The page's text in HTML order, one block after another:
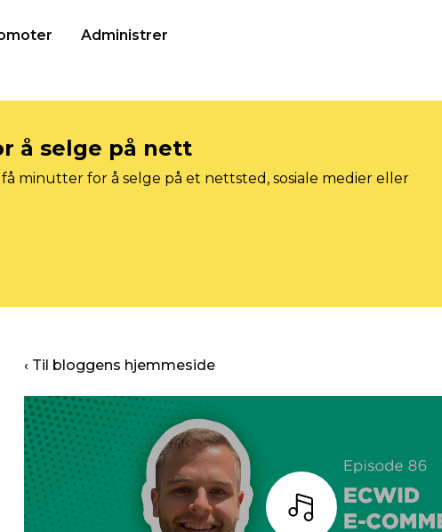
Administrer
å selge på nett
minutter for å selge på et nettsted, sosiale medier eller
‹ Til bloggens hjemmeside